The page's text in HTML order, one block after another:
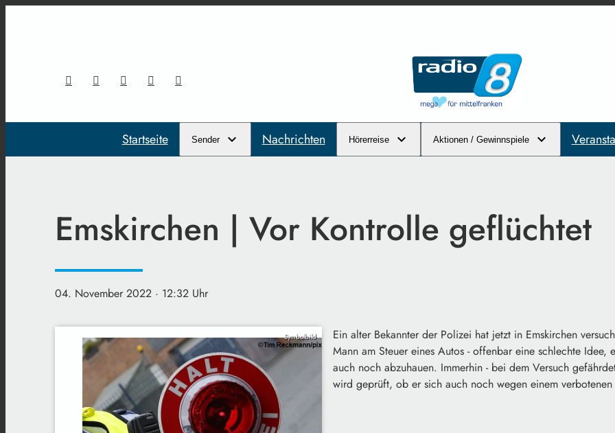
Startseite Sender Nachrichten Hörerreise Aktionen / Gewinnspiele
Emskirchen | Vor Kontrolle geflüchtet
04. November 2022 · 12:32 Uhr
Symbolbild
Ein alter Bekannter der Polizei hat jetzt in Emskirchen
Mann am Steuer eines Autos - offenbar eine schlechte Idee,
auch noch abzuhauen. Immerhin - bei dem Versuch
wird geprüft, ob er sich auch noch wegen einem verbotenen